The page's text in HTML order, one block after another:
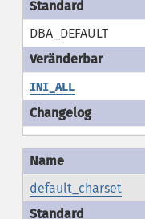
DBA_DEFAULT
INI_ALL
default_charset